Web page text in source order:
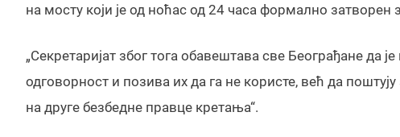
на мосту који је од ноћас од 24 часа формално затворен
„Секретаријат због тога обавештава све Београђане да
одговорност и позива их да га не користе, већ да
на друге безбедне правце кретања“.